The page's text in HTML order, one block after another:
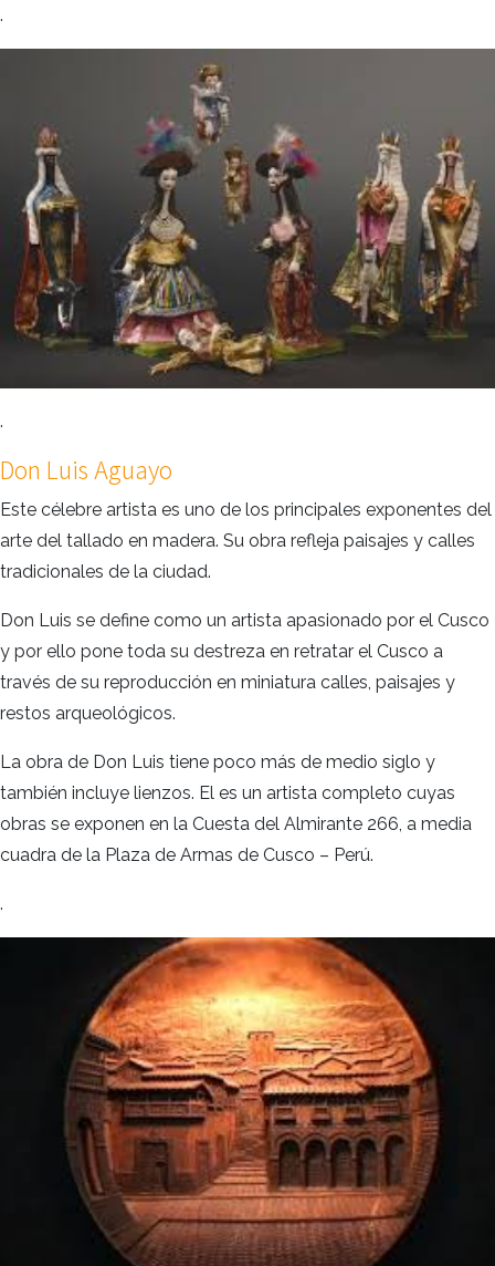
.
.
Don Luis Aguayo
Este célebre artista es uno de los principales exponentes del
arte del tallado en madera. Su obra refleja paisajes y calles
tradicionales de la ciudad.
Don Luis se define como un artista apasionado por el Cusco
y por ello pone toda su destreza en retratar el Cusco a
través de su reproducción en miniatura calles, paisajes y
restos arqueológicos.
La obra de Don Luis tiene poco más de medio siglo y
también incluye lienzos. El es un artista completo cuyas
obras se exponen en la Cuesta del Almirante 266, a media
cuadra de la Plaza de Armas de Cusco – Perú.
.